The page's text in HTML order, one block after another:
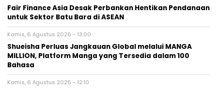
Fair Finance Asia Desak Perbankan Hentikan Pendanaan
untuk Sektor Batu Bara di ASEAN
Kamis, 6 Agustus 2026 - 13:00
Shueisha Perluas Jangkauan Global melalui MANGA
MILLION, Platform Manga yang Tersedia dalam 100
Bahasa
Kamis, 6 Agustus 2026 - 12:10